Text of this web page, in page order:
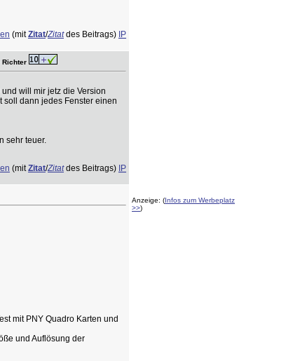
(mitZitat/Zitatdes Beitrags) IP
Richter
will mir jetz die Version
soll dann jedes Fenster einen
sehr teuer.
(mitZitat/Zitatdes Beitrags) IP
mit PNY Quadro Karten und
und Auflösung der
Anzeige: (Infos zum Werbeplatz
>>)